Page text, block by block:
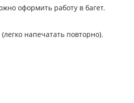
оформить работу в багет.
напечатать повторно).